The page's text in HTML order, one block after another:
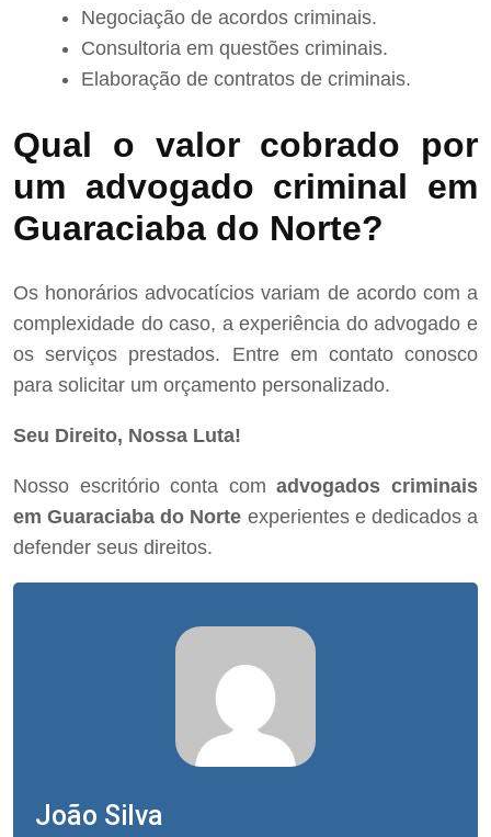
Negociação de acordos criminais.
Consultoria em questões criminais.
Elaboração de contratos de criminais.
Qual o valor cobrado por
um advogado criminal em
Guaraciaba do Norte?
Os honorários advocatícios variam de acordo com a
complexidade do caso, a experiência do advogado e
os serviços prestados. Entre em contato conosco
para solicitar um orçamento personalizado.
Seu Direito, Nossa Luta!
Nosso escritório conta comadvogados criminais
em Guaraciaba do Norte experientes e dedicados a
defender seus direitos.
João Silva